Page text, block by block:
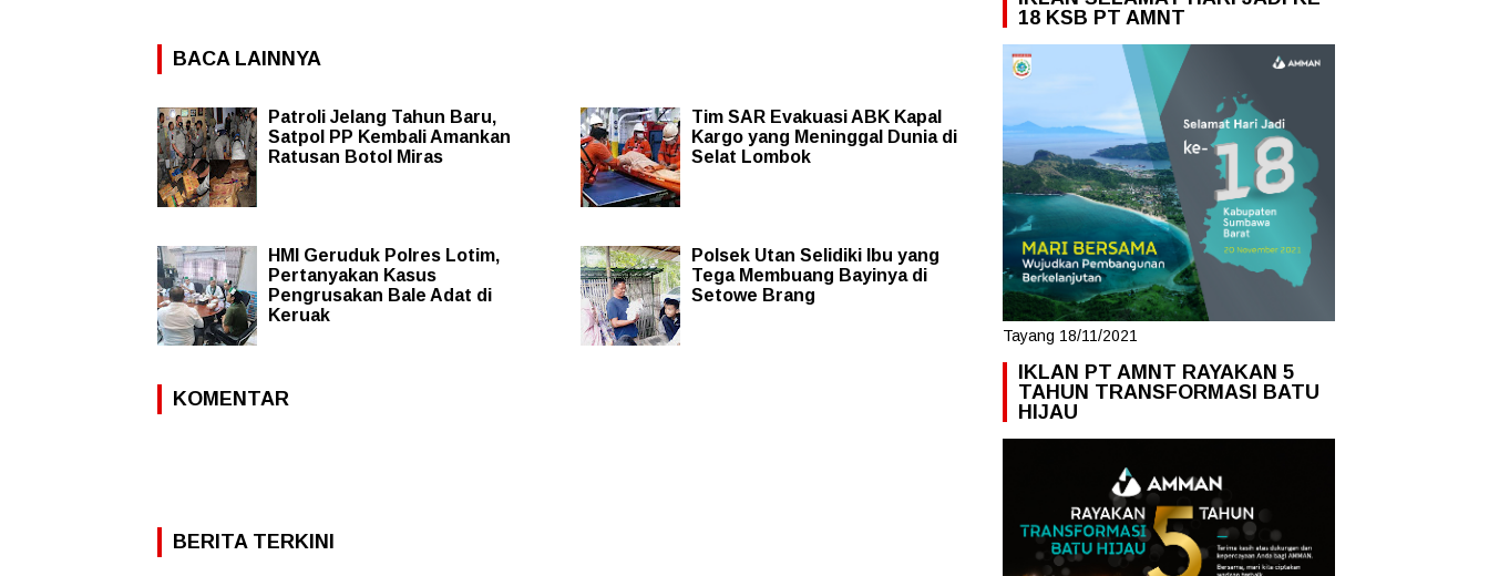
BACA LAINNYA
Patroli Jelang Tahun Baru,
Satpol PP Kembali Amankan
Ratusan Botol Miras
Tim SAR Evakuasi ABK Kapal
Kargo yang Meninggal Dunia di
Selat Lombok
HMI Geruduk Polres Lotim,
Pertanyakan Kasus
Pengrusakan Bale Adat di
Keruak
Polsek Utan Selidiki Ibu yang
Tega Membuang Bayinya di
Setowe Brang
KOMENTAR
BERITA TERKINI
18 KSB PT AMNT
Tayang 18/11/2021
IKLAN PT AMNT RAYAKAN 5
TAHUN TRANSFORMASI BATU
HIJAU